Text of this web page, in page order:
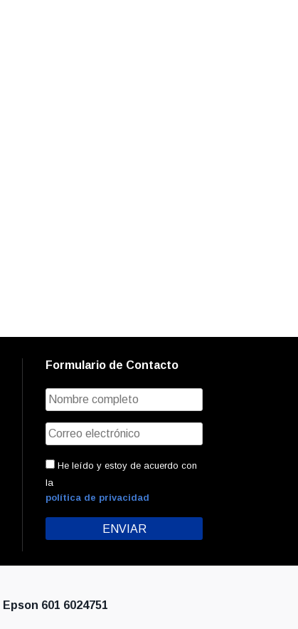
Formulario de Contacto
He leído y estoy de acuerdo con
la
política de privacidad
Epson 601 6024751